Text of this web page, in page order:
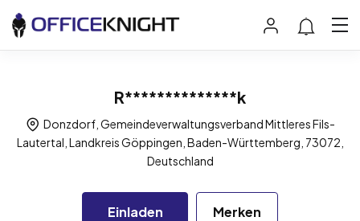
R**************k
Donzdorf, Gemeindeverwaltungsverband Mittleres Fils-
Lautertal, Landkreis Göppingen, Baden-Württemberg, 73072,
Deutschland
Einladen Merken